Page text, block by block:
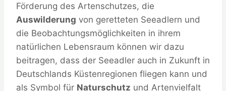
Förderung des Artenschutzes, die
Auswilderung von geretteten Seeadlern und
die Beobachtungsmöglichkeiten in ihrem
natürlichen Lebensraum können wir dazu
beitragen, dass der Seeadler auch in Zukunft in
Deutschlands Küstenregionen fliegen kann und
als Symbol für Naturschutz und Artenvielfalt